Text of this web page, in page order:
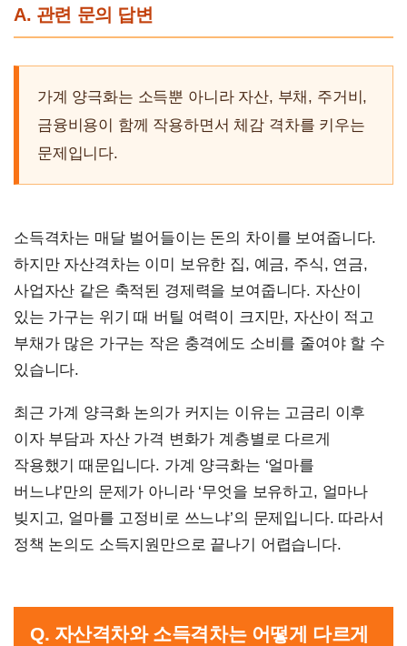
A. 관련 문의 답변
가계 양극화는 소득뿐 아니라 자산, 부채, 주거비,
금융비용이 함께 작용하면서 체감 격차를 키우는
문제입니다.
소득격차는 매달 벌어들이는 돈의 차이를 보여줍니다.
하지만 자산격차는 이미 보유한 집, 예금, 주식, 연금,
사업자산 같은 축적된 경제력을 보여줍니다. 자산이
있는 가구는 위기 때 버틸 여력이 크지만, 자산이 적고
부채가 많은 가구는 작은 충격에도 소비를 줄여야 할 수
있습니다.
최근 가계 양극화 논의가 커지는 이유는 고금리 이후
이자 부담과 자산 가격 변화가 계층별로 다르게
작용했기 때문입니다. 가계 양극화는 ‘얼마를
버느냐’만의 문제가 아니라 ‘무엇을 보유하고, 얼마나
빚지고, 얼마를 고정비로 쓰느냐’의 문제입니다. 따라서
정책 논의도 소득지원만으로 끝나기 어렵습니다.
Q. 자산격차와 소득격차는 어떻게 다르게